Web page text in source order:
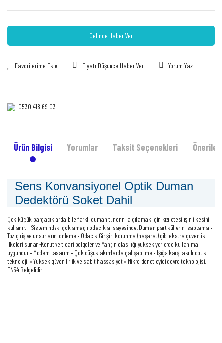
Gelince Haber Ver
Fiyatı Düşünce Haber Ver Yorum Yaz
0530 418 69 03‎‎
Ürün Bilgisi Yorumlar Taksit Seçenekleri
Sens Konvansiyonel Optik Duman
Dedektörü Soket Dahil
Çok küçük parçacıklarda bile farklı duman türlerini algılamak için kızılötesi ışın ilkesini
kullanır. - Sistemindeki çok amaçlı odacıklar sayesinde, Duman partiküllerini saptama •
Toz giriş ve unsurlarını önleme • Odacık Girişini korunma (haşarat) gibi ekstra güvenlik
ilkeleri sunar -Konut ve ticari bölgeler ve Yangın olasılığı yüksek yerlerde kullanıma
uygundur • Modern tasarım • Çok düşük akımlarda çalışabilme • Işığa karşı akıllı optik
teknoloji. • Yüksek güvenilirlik ve sabit hassasiyet • Mikro denetleyici devre teknolojisi.
EN54 Belgelidir.